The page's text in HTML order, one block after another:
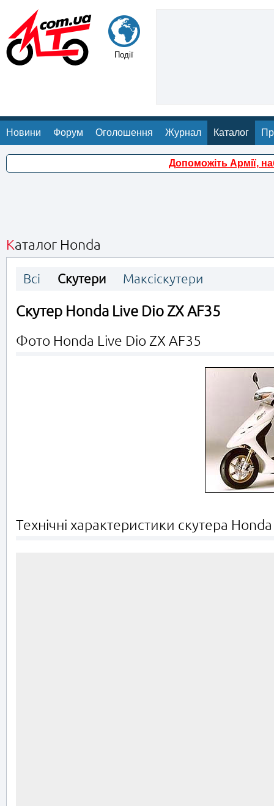
Події
Новини Форум Оголошення Журнал Каталог
Допоможіть Армії,
Каталог Honda
Всі Скутери Максіскутери
Скутер Honda Live Dio ZX AF35
Фото Honda Live Dio ZX AF35
Технічні характеристики скутера